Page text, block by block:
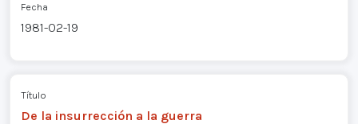
Fecha
1981-02-19
Título
De la insurrección a la guerra